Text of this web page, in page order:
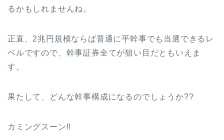
るかもしれませんね。
正直、2兆円規模ならば普通に平幹事でも当選できるレ
ベルですので、幹事証券全てが狙い目だともいえま
す。
果たして、どんな幹事構成になるのでしょうか??
カミングスーン!!